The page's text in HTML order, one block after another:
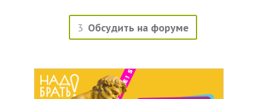
3 Обсудить на форуме